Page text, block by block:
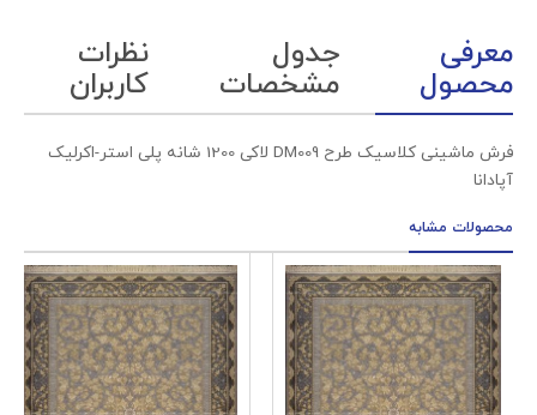
معرفی
محصول
جدول
مشخصات
نظرات
کاربران
فرش ماشینی کلاسیک طرح DM009 لاکی 1200 شانه پلی استر-اکرلیک
آپادانا
محصولات مشابه